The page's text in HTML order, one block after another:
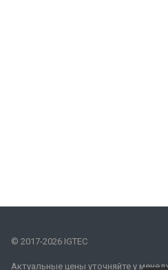
© 2017-2026 IGTEC
Актуальные цены уточняйте у